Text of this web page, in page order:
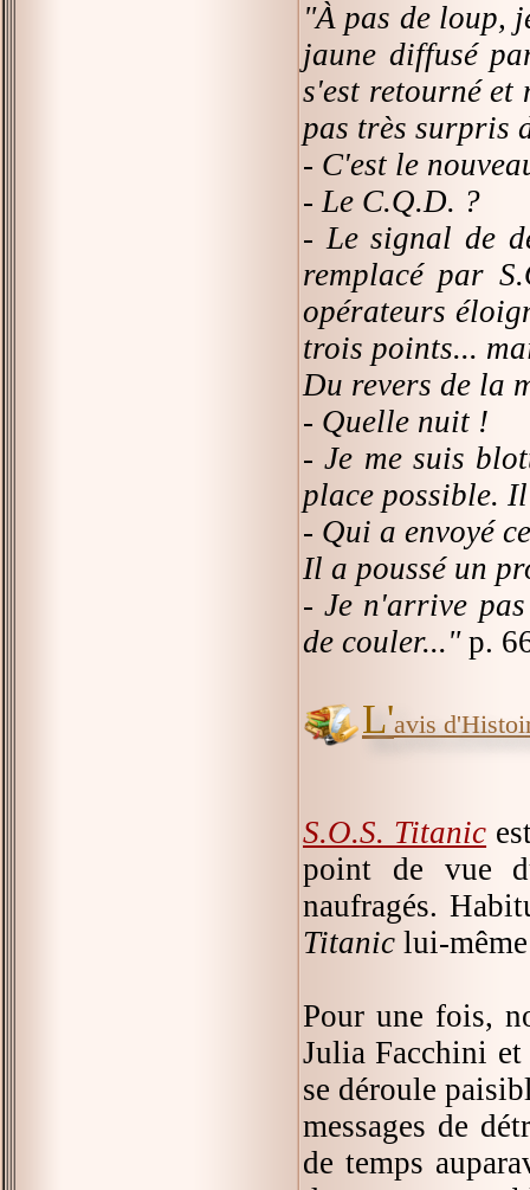
"À pas de loup,
jaune diffusé
s'est retourné et
pas très surpris
- C'est le
- Le C.Q.D. ?
- Le signal de
remplacé par
opérateurs
trois points...
Du revers de la
- Quelle nuit !
- Je me suis
place possible.
- Qui a envoyé
Il a poussé un
- Je n'arrive
de couler..."p.
L'avis
S.O.S. Titanic
point de vue
naufragés.
Titanic lui-
Pour une fois,
Julia Facchini
se déroule
messages de
de temps